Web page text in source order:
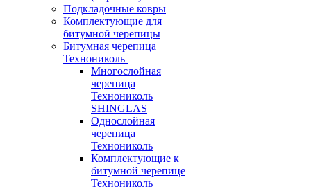
Подкладочные ковры
Комплектующие для
битумной черепицы
Битумная черепица
Технониколь
Многослойная
черепица
Технониколь
SHINGLAS
Однослойная
черепица
Технониколь
Комплектующие к
битумной черепице
Технониколь